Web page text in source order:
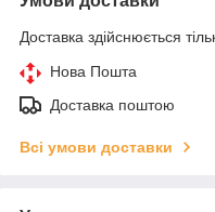
Доставка здійснюється
Нова Пошта
Доставка поштою
Всі умови доставки